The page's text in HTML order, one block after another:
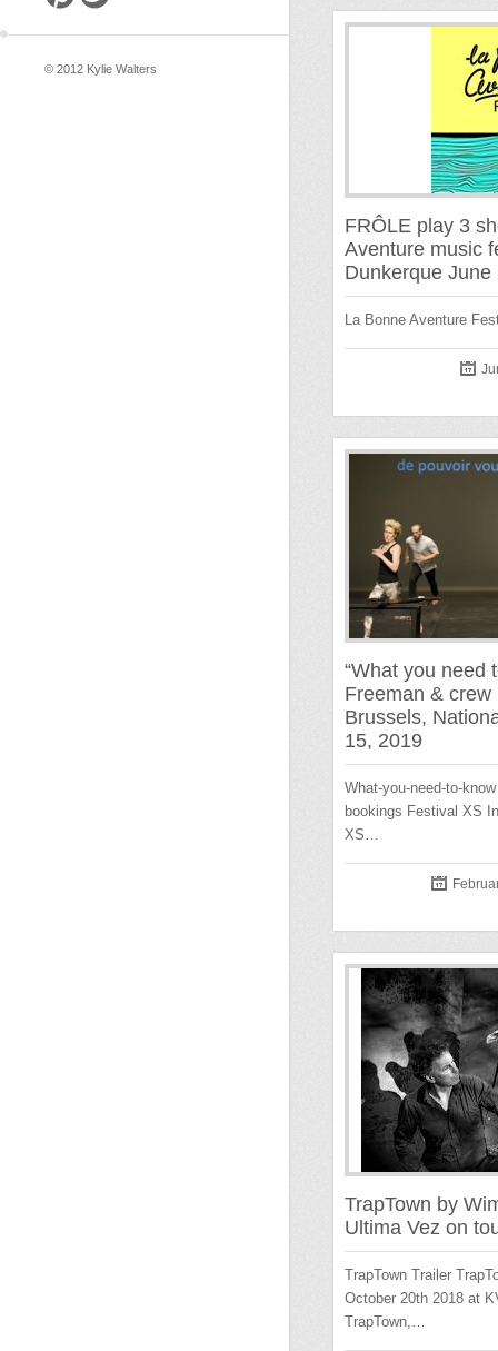
FRÔLE play 3
Aventure music
Dunkerque June
La Bonne Aventure
“What you need
Freeman &
Brussels,
15, 2019
What-you-need-to-
bookings Festival XS
XS…
TrapTown by
Ultima Vez on
TrapTown Trailer
October 20th 2018 at
TrapTown,…
© 2012 Kylie Walters